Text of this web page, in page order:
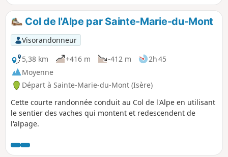
Col de l'Alpe par Sainte-Marie-du-Mont
Visorandonneur
5,38 km
+416 m -412 m
2h 45
Moyenne
Départ à Sainte-Marie-du-Mont (Isère)
Cette courte randonnée conduit au Col de l'Alpe en utilisant
le sentier des vaches qui montent et redescendent de
l'alpage.